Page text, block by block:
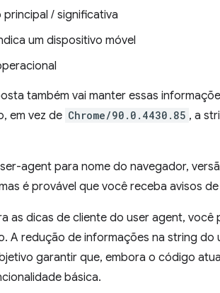
/ significativa
um dispositivo móvel
também vai manter essas
em vez de Chrome/90.0.4430.85 , a
agent para nome do navegador,
é provável que você receba avisos
as dicas de cliente do user agent,
A redução de informações na string do
garantir que, embora o código
básica.